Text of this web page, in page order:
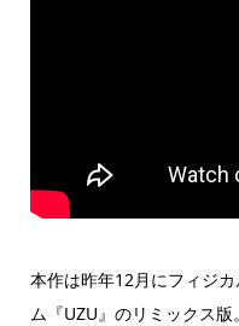
本作は昨年12月にフィジ
ム『UZU』のリミックス